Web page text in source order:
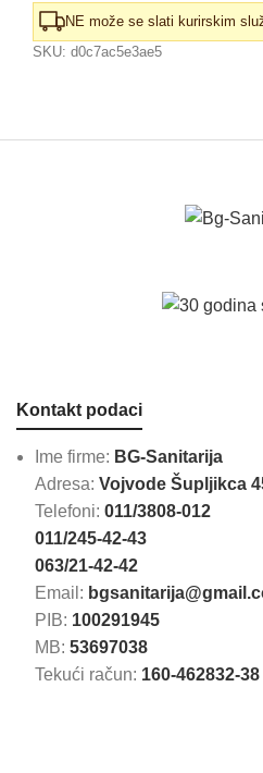
NE može se slati kurirskim
SKU: d0c7ac5e3ae5
Kontakt podaci
Ime firme: BG-Sanitarija
Adresa: Vojvode Šupljikca
Telefoni: 011/3808-012
011/245-42-43
063/21-42-42
Email:
PIB: 100291945
MB: 53697038
Tekući račun: 160-462832-38